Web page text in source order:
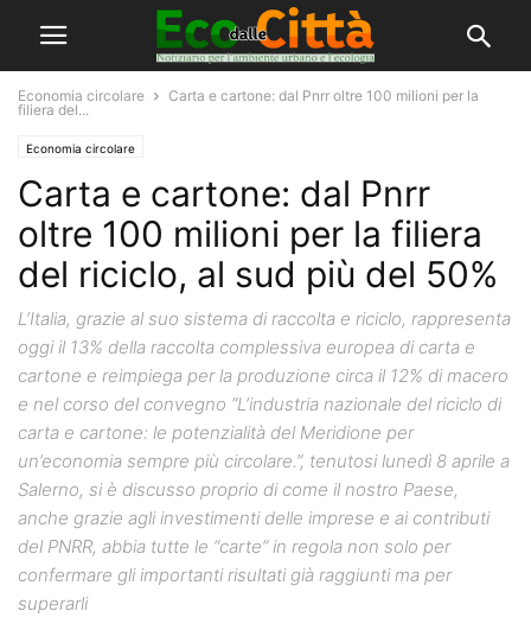
Economia circolare
Carta e cartone: dal Pnrr oltre 100 milioni per la
filiera del...
Economia circolare
Carta e cartone: dal Pnrr
oltre 100 milioni per la filiera
del riciclo, al sud più del 50%
L’Italia, grazie al suo sistema di raccolta e riciclo, rappresenta
oggi il 13% della raccolta complessiva europea di carta e
cartone e reimpiega per la produzione circa il 12% di macero
e nel corso del convegno “L’industria nazionale del riciclo di
carta e cartone: le potenzialità del Meridione per
un’economia sempre più circolare.”, tenutosi lunedì 8 aprile a
Salerno, si è discusso proprio di come il nostro Paese,
anche grazie agli investimenti delle imprese e ai contributi
del PNRR, abbia tutte le “carte” in regola non solo per
confermare gli importanti risultati già raggiunti ma per
superarli